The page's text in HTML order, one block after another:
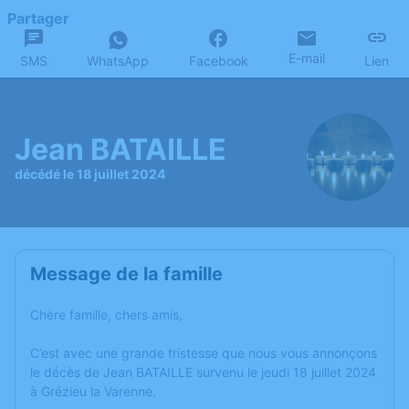
Partager
SMS WhatsApp Facebook E-mail Lien
Jean BATAILLE
décédé le 18 juillet 2024
Message de la famille
Chère famille, chers amis,
C’est avec une grande tristesse que nous vous annonçons
le décès de Jean BATAILLE survenu le jeudi 18 juillet 2024
à Grézieu la Varenne.